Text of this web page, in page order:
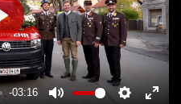
-03:16
PLAY